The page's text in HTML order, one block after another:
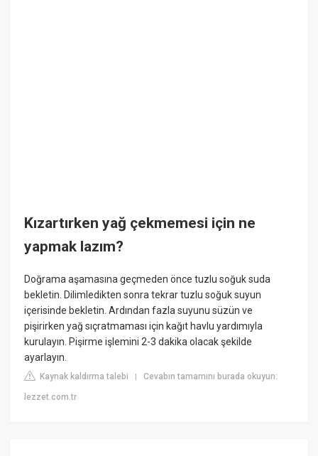
Kızartırken yağ çekmemesi için ne
yapmak lazım?
Doğrama aşamasına geçmeden önce tuzlu soğuk suda
bekletin. Dilimledikten sonra tekrar tuzlu soğuk suyun
içerisinde bekletin. Ardından fazla suyunu süzün ve
pişirirken yağ sıçratmaması için kağıt havlu yardımıyla
kurulayın. Pişirme işlemini 2-3 dakika olacak şekilde
ayarlayın.
Kaynak kaldırma talebi |Cevabın tamamını burada okuyun:
lezzet.com.tr